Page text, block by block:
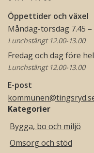
Öppettider och växel
Måndag-torsdag 7.45 –
Lunchstängt 12.00-13.00
Fredag och dag före
Lunchstängt 12.00-13.00
E-post
Kategorier
Bygga, bo och miljö
Omsorg och stöd